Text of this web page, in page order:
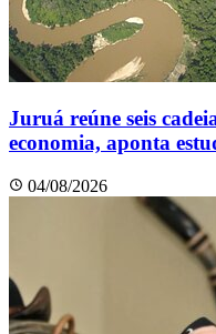
Juruá reúne seis
economia, aponta
04/08/2026